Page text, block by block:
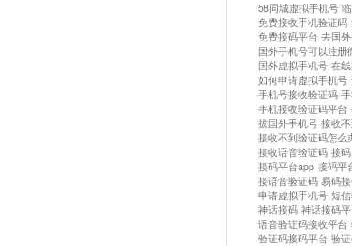
58同城虚拟手机号
免费接收手机验证码
免费接码平台 去国
国外手机号可以注册
国外虚拟手机号 在
如何申请虚拟手机号
手机号接收验证码
手机接收验证码平台
拔国外手机号 接收
接收不到验证码怎么
接收语音验证码 接码
接码平台app 接码平
接语音验证码 易码
申请虚拟手机号 短
神话接码 神话接码
语音验证码接收平台
验证码接码平台 验